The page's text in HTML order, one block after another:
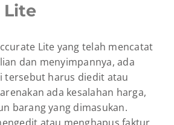
Lite yang telah mencatat
dan menyimpannya, ada
tersebut harus diedit atau
ada kesalahan harga,
barang yang dimasukan.